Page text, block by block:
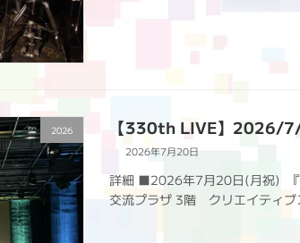
2026 【330th LIVE】2026/
2026年7月20日
詳細 ■2026年7月20日(月祝) 『
交流プラザ 3階 クリエイティブ